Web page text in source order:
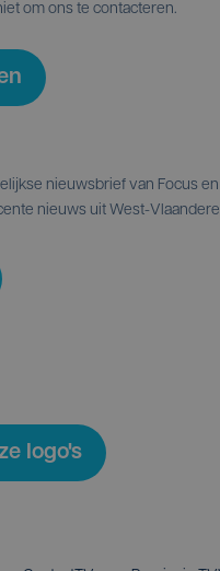
om ons te contacteren.
nieuwsbrief van Focus en
nieuws uit West-
logo's